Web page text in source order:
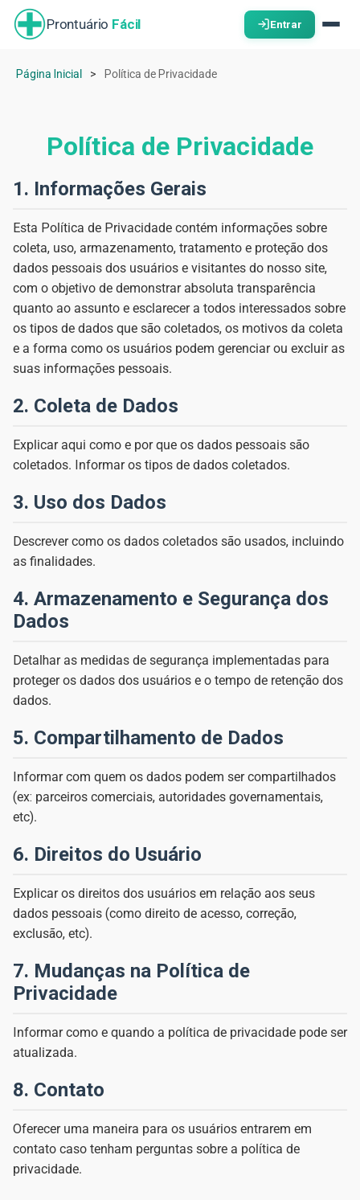
Prontuário Fácil Entrar
Página Inicial Política de Privacidade
Política de Privacidade
1. Informações Gerais
Esta Política de Privacidade contém informações sobre
coleta, uso, armazenamento, tratamento e proteção dos
dados pessoais dos usuários e visitantes do nosso site,
com o objetivo de demonstrar absoluta transparência
quanto ao assunto e esclarecer a todos interessados sobre
os tipos de dados que são coletados, os motivos da coleta
e a forma como os usuários podem gerenciar ou excluir as
suas informações pessoais.
2. Coleta de Dados
Explicar aqui como e por que os dados pessoais são
coletados. Informar os tipos de dados coletados.
3. Uso dos Dados
Descrever como os dados coletados são usados, incluindo
as finalidades.
4. Armazenamento e Segurança dos
Dados
Detalhar as medidas de segurança implementadas para
proteger os dados dos usuários e o tempo de retenção dos
dados.
5. Compartilhamento de Dados
Informar com quem os dados podem ser compartilhados
(ex: parceiros comerciais, autoridades governamentais,
etc).
6. Direitos do Usuário
Explicar os direitos dos usuários em relação aos seus
dados pessoais (como direito de acesso, correção,
exclusão, etc).
7. Mudanças na Política de
Privacidade
Informar como e quando a política de privacidade pode ser
atualizada.
8. Contato
Oferecer uma maneira para os usuários entrarem em
contato caso tenham perguntas sobre a política de
privacidade.